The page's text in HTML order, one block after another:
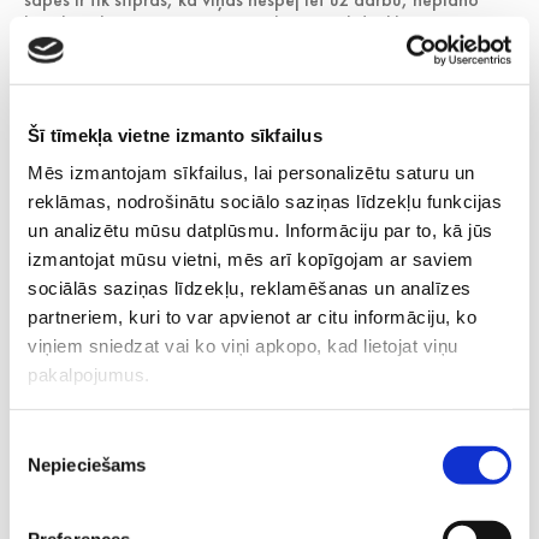
Šī tīmekļa vietne izmanto sīkfailus
Mēs izmantojam sīkfailus, lai personalizētu saturu un
reklāmas, nodrošinātu sociālo saziņas līdzekļu funkcijas
un analizētu mūsu datplūsmu. Informāciju par to, kā jūs
izmantojat mūsu vietni, mēs arī kopīgojam ar saviem
sociālās saziņas līdzekļu, reklamēšanas un analīzes
partneriem, kuri to var apvienot ar citu informāciju, ko
viņiem sniedzat vai ko viņi apkopo, kad lietojat viņu
pakalpojumus.
izvēle
Nepieciešams
braukt nekur, ir piesaistītas pie higiēnas līdzekļiem un mājas,
jo jūtas ļoti, ļoti slikti. Viņas nespēj to kontrolēt, un tas nav
kontrolējams. Un vēl – simptomātiska mioma var būt iemesls
neauglības iemesls.
Ņemot vērā, ka mioma skar ne tikai sievietes pirms
menopauzes laikā, bet arī jaunas sievietes, kuras vēl plāno
ģimeni, medikamentozā terapija var sniegt ļoti būtiskus
ieguvumus. Terapijas rezultātā mioma samazinās, palielinot
iespēju iestāties grūtniecībai. ”Gribu uzsvērt šos taustāmos
labumus, ko saņemam no medikamentozās terapijas
lietošanas – bērniņus,” piebilst dr. Matule.